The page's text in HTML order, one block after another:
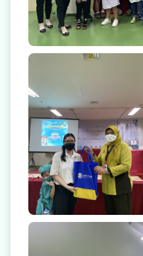
Artikel
Promo
Video Edukasi
Majalah
Berita &
Kegiatan
Menu Lain-lain
Rekanan Asuransi